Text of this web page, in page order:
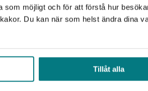
möjligt och för att förstå hur
Du kan när som helst ändra dina
Tillåt alla
myndigheterna inför
i händelse av torka.
konsumenterna nästan alltid
De tycks inte vara så
till sitt hushåll i dag
det gäller framtiden.